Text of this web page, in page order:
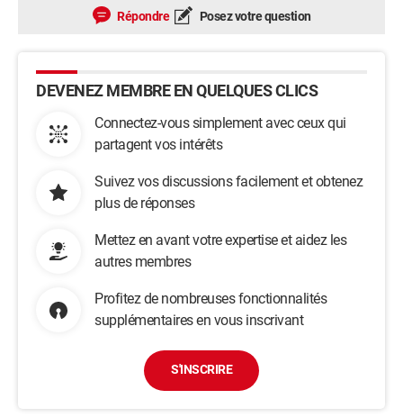
Répondre Posez votre question
DEVENEZ MEMBRE EN QUELQUES CLICS
Connectez-vous simplement avec ceux qui
partagent vos intérêts
Suivez vos discussions facilement et obtenez
plus de réponses
Mettez en avant votre expertise et aidez les
autres membres
Profitez de nombreuses fonctionnalités
supplémentaires en vous inscrivant
S'INSCRIRE